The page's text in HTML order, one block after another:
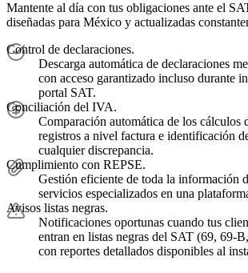
Mantente al día con tus obligaciones ante el
diseñadas para México y actualizadas
Control de declaraciones.
Descarga automática de declaraciones
con acceso garantizado incluso durante
portal SAT.
Conciliación del IVA.
Comparación automática de los cálculos
registros a nivel factura e identificación
cualquier discrepancia.
Cumplimiento con REPSE.
Gestión eficiente de toda la información
servicios especializados en una
Avisos listas negras.
Notificaciones oportunas cuando tus
entran en listas negras del SAT (69, 69-
con reportes detallados disponibles al